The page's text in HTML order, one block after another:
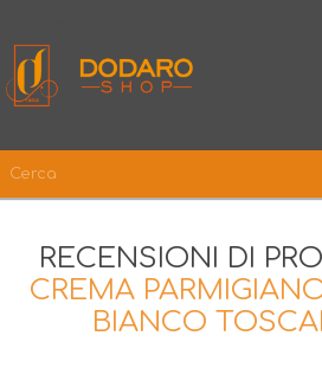
ACCESSO
LISTA DEI DESIDERI
(0)
RECENSIONI DI
CREMA
BIANCO